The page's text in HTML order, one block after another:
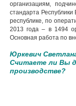
организациям,
стандарта
республике, по
2013 года – в 1494
Основная работа по
Юркевич
Считаете ли Вы
производстве?